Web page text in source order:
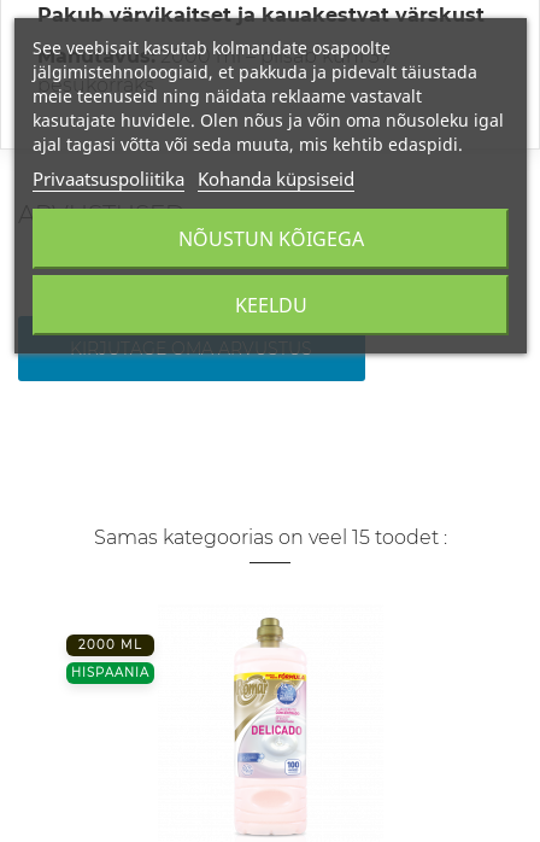
Pakub värvikaitset ja kauakestvat värskust
Mahutavus:2000 ml – piisab kuni 37
pesukorraks
ARVUSTUSED
KIRJUTAGE OMA ARVUSTUS
Samas kategoorias on veel 15 toodet :
2000 ML
HISPAANIA
See veebisait kasutab kolmandate osapoolte
jälgimistehnoloogiaid, et pakkuda ja pidevalt täiustada
meie teenuseid ning näidata reklaame vastavalt
kasutajate huvidele. Olen nõus ja võin oma nõusoleku igal
ajal tagasi võtta või seda muuta, mis kehtib edaspidi.
Privaatsuspoliitika Kohanda küpsiseid
KEELDU
NÕUSTUN KÕIGEGA